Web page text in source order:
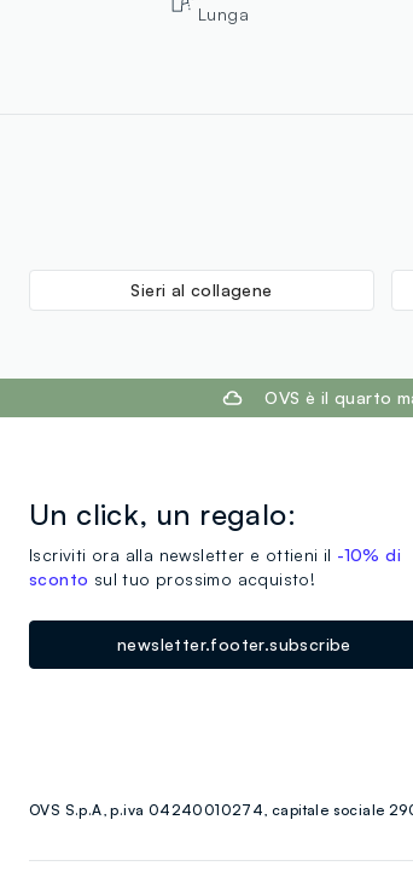
Lunga
Sieri al collagene
OVS è il quarto
Un click, un regalo:
Iscriviti ora alla newsletter e ottieni il -10% di
sconto sul tuo prossimo acquisto!
newsletter.footer.subscribe
OVS S.p.A, p.iva 04240010274, capitale sociale